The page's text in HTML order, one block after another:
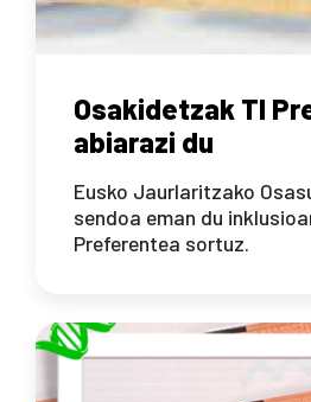
Osakidetzak TI
abiarazi du
Eusko Jaurlaritzako
sendoa eman du
Preferentea sortuz.